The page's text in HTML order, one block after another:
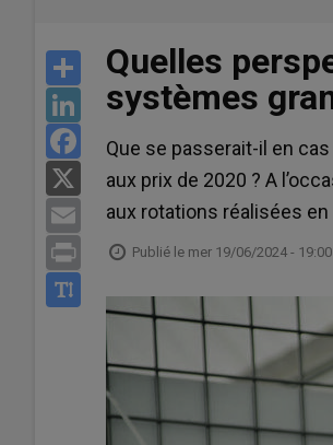
Share
LinkedIn
Facebook
Email
Print
Quelles
systèmes
Que se passerait-il en
aux prix de 2020 ? A
aux rotations réalisées en
Publié le mer 19/06/2024 - 19:00